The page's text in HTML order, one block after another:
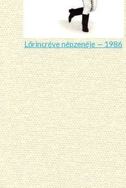
Lőrincréve népzenéje — 1986